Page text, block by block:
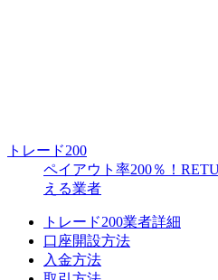
トレード200
ペイアウト率200％！
える業者
トレード200業者詳細
口座開設方法
入金方法